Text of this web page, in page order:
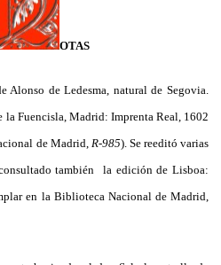
OTAS
Alonso de Ledesma, natural de Segovia.
la Fuencisla, Madrid: Imprenta Real, 1602
de Madrid, R-985). Se reeditó varias
también la edición de Lisboa:
en la Biblioteca Nacional de Madrid,